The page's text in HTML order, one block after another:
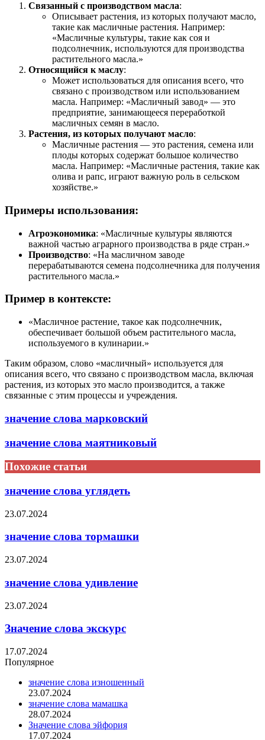
Связанный с производством масла:
Описывает растения, из которых получают масло,
такие как масличные растения. Например:
«Масличные культуры, такие как соя и
подсолнечник, используются для производства
растительного масла.»
Относящийся к маслу:
Может использоваться для описания всего, что
связано с производством или использованием
масла. Например: «Масличный завод» — это
предприятие, занимающееся переработкой
масличных семян в масло.
Растения, из которых получают масло:
Масличные растения — это растения, семена или
плоды которых содержат большое количество
масла. Например: «Масличные растения, такие как
олива и рапс, играют важную роль в сельском
хозяйстве.»
Примеры использования:
Агроэкономика: «Масличные культуры являются
важной частью аграрного производства в ряде стран.»
Производство: «На масличном заводе
перерабатываются семена подсолнечника для получения
растительного масла.»
Пример в контексте:
«Масличное растение, такое как подсолнечник,
обеспечивает большой объем растительного масла,
используемого в кулинарии.»
Таким образом, слово «масличный» используется для
описания всего, что связано с производством масла, включая
растения, из которых это масло производится, а также
связанные с этим процессы и учреждения.
значение слова марковский
значение слова маятниковый
Похожие статьи
значение слова углядеть
23.07.2024
значение слова тормашки
23.07.2024
значение слова удивление
23.07.2024
Значение слова экскурс
17.07.2024
Популярное
значение слова изношенный
23.07.2024
значение слова мамашка
28.07.2024
Значение слова эйфория
17.07.2024